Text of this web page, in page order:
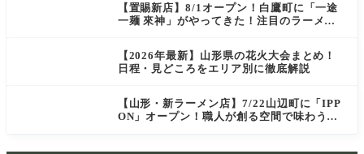
【置賜新店】8/1オープン！白鷹町に「一途
一麺 來神」がやってきた！注目のラーメン
【2026年最新】山形県の花火大会まとめ！
日程・見どころをエリア別に徹底解説
【山形・新ラーメン店】7/22山辺町に「IPP
ON」オープン！職人が創る空間で味わう